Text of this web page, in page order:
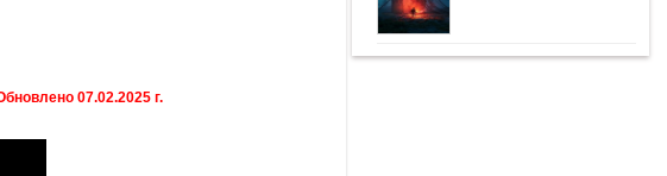
07.02.2025 г.